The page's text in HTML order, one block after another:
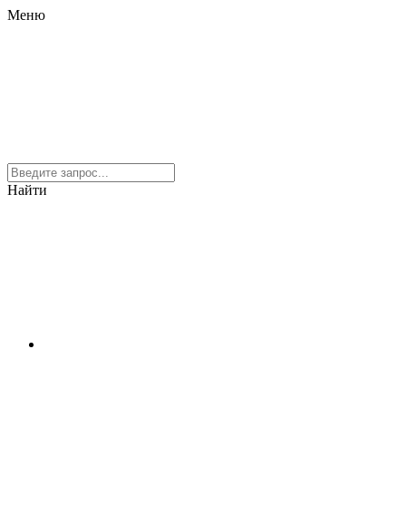
Меню
Найти